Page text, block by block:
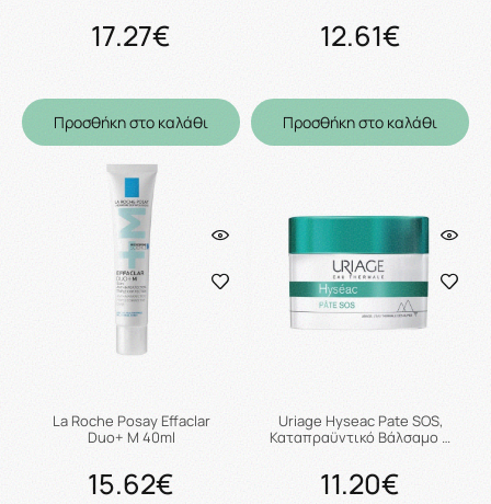
17.27€
Προσθήκη στο καλάθι
12.61€
Προσθήκη στο καλάθι
La Roche Posay Effaclar
Duo+ M 40ml
15.62€
Uriage Hyseac Pate SOS,
Καταπραϋντικό Βάλσαμο …
11.20€